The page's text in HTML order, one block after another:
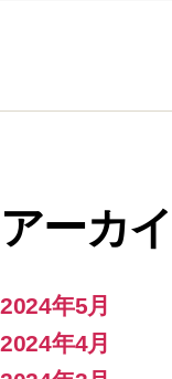
アーカ
2024年5月
2024年4月